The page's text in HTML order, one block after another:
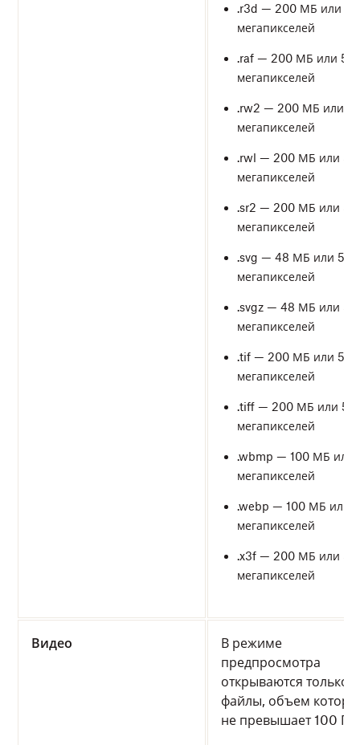
.r3d — 200 МБ или 50
мегапикселей
.raf — 200 МБ или 50
мегапикселей
.rw2 — 200 МБ или
мегапикселей
.rwl — 200 МБ или 50
мегапикселей
.sr2 — 200 МБ или 50
мегапикселей
.svg — 48 МБ или 50
мегапикселей
.svgz — 48 МБ или 50
мегапикселей
.tif — 200 МБ или 50
мегапикселей
.tiff — 200 МБ или 50
мегапикселей
.wbmp — 100 МБ или
мегапикселей
.webp — 100 МБ или
мегапикселей
.x3f — 200 МБ или 50
мегапикселей
Видео
В режиме
предпросмотра
открываются только
файлы, объем
не превышает 100 ГБ.